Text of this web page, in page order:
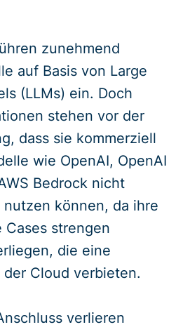
zunehmend
auf Basis von Large
(LLMs) ein. Doch
stehen vor der
dass sie kommerziell
wie OpenAI, OpenAI
Bedrock nicht
nutzen können, da ihre
Cases strengen
die eine
Cloud verbieten.
verlieren